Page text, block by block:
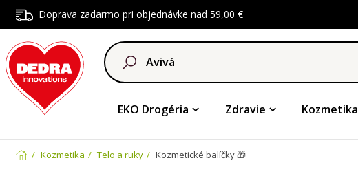
Doprava zadarmo pri objednávke nad 59,00 €
EKO Drogéria Zdravie Kozmetika
Kozmetika Telo a ruky Kozmetické balíčky 🎁